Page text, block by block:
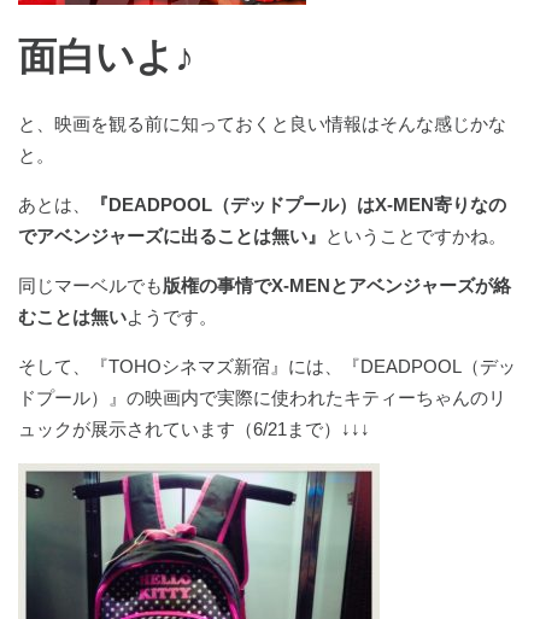
面白いよ♪
と、映画を観る前に知っておくと良い情報はそんな感じかな
と。
あとは、
『DEADPOOL（デッドプール）はX-MEN寄りなの
でアベンジャーズに出ることは無い』 ということですかね。
同じマーベルでも版権の事情でX-MENとアベンジャーズが絡
むことは無いようです。
そして、『TOHOシネマズ新宿』には、『DEADPOOL（デッ
ドプール）』の映画内で実際に使われたキティーちゃんのリ
ュックが展示されています（6/21まで）↓↓↓